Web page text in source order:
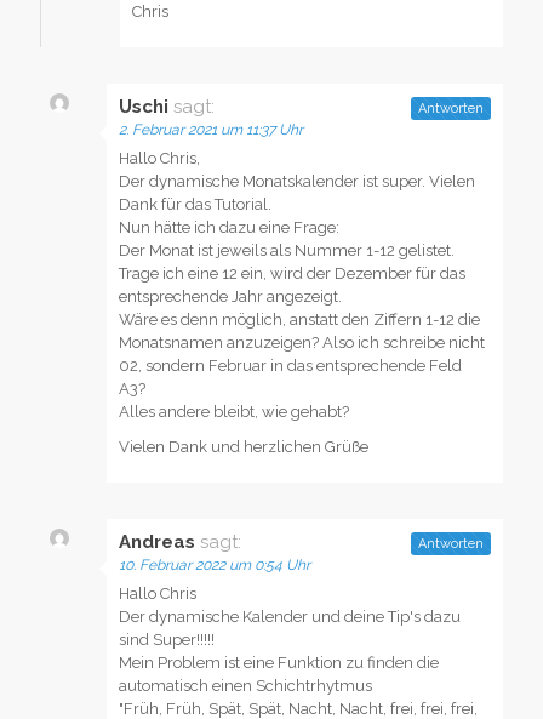
Chris
Uschi sagt:
2. Februar 2021 um 11:37 Uhr
Hallo Chris,
Der dynamische Monatskalender ist super. Vielen
Dank für das Tutorial.
Nun hätte ich dazu eine Frage:
Der Monat ist jeweils als Nummer 1-12 gelistet.
Trage ich eine 12 ein, wird der Dezember für das
entsprechende Jahr angezeigt.
Wäre es denn möglich, anstatt den Ziffern 1-12 die
Monatsnamen anzuzeigen? Also ich schreibe nicht
02, sondern Februar in das entsprechende Feld
A3?
Alles andere bleibt, wie gehabt?
Vielen Dank und herzlichen Grüße
Antworten
Andreas sagt:
10. Februar 2022 um 0:54 Uhr
Hallo Chris
Der dynamische Kalender und deine Tip's dazu
sind Super!!!!!
Mein Problem ist eine Funktion zu finden die
automatisch einen Schichtrhytmus
"Früh, Früh, Spät, Spät, Nacht, Nacht, frei, frei, frei,
Antworten